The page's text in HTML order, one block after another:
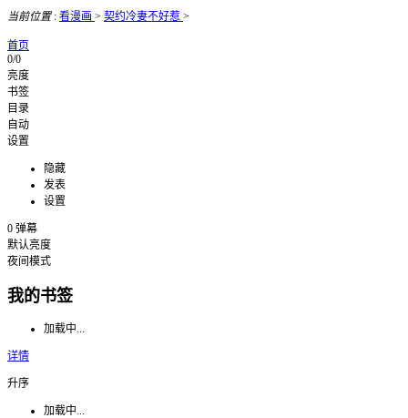
当前位置: 看漫画 > 契约冷妻不好惹 >
首页
0/0
亮度
书签
目录
自动
设置
隐藏
发表
设置
0 弹幕
默认亮度
夜间模式
我的书签
加载中...
详情
升序
加载中...